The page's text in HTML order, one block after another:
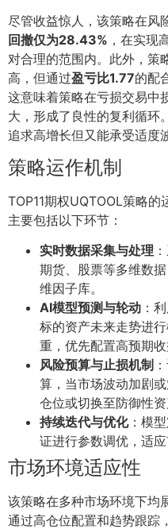
尽管收益惊人，该策略在风
回撤仅为28.43% ，在实现
对合理的范围内。此外，策
高，但通过盈亏比1.77的配
这意味着策略在亏损交易中
大，形成了良性的复利循环
追求高增长但又能承受适度
策略运作机制
TOP11期权UQTOOL策略的
主要包括以下环节：
实时数据采集与处理
期货、股票等多维数
维因子库。
AI模型预测与轮动 ：
标的资产未来走势进
重，优先配置高预期收
风险预算与止损机制
算，当市场波动加剧
仓位或切换至防御性资
持续迭代与优化：模
证进行参数调优，适应
市场环境适应性
该策略在多种市场环境下均
通过高仓位配置和趋势跟踪